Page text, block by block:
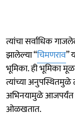
त्यांचा सर्वाधिक
झालेल्या “चिमणराव”
भूमिका. ही भूमिका
त्यांच्या अनुपस्थितमुळे
अभिनयामुळे आजपर्यंत
ओळखतात.